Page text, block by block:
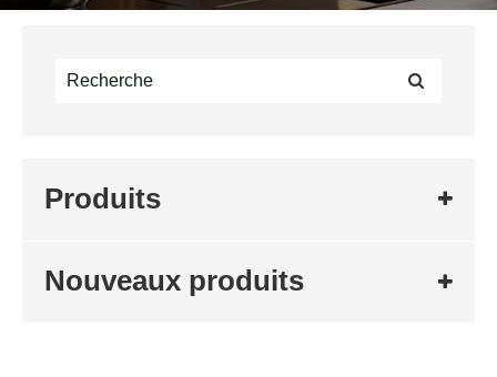
Produits
Nouveaux produits